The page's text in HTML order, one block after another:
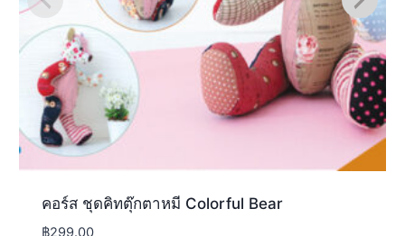
คอร์ส ชุดคิทตุ๊กตาหมี Colorful Bear
฿299.00